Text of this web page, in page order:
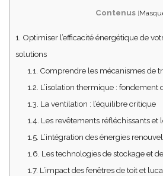
Contenus [
1. Optimiser l’efficacité énergétique de
solutions
1.1. Comprendre les mécanismes de
1.2. L’isolation thermique : fondement
1.3. La ventilation : l’équilibre critique
1.4. Les revêtements réfléchissants et
1.5. L’intégration des énergies
1.6. Les technologies de stockage et
1.7. L’impact des fenêtres de toit et